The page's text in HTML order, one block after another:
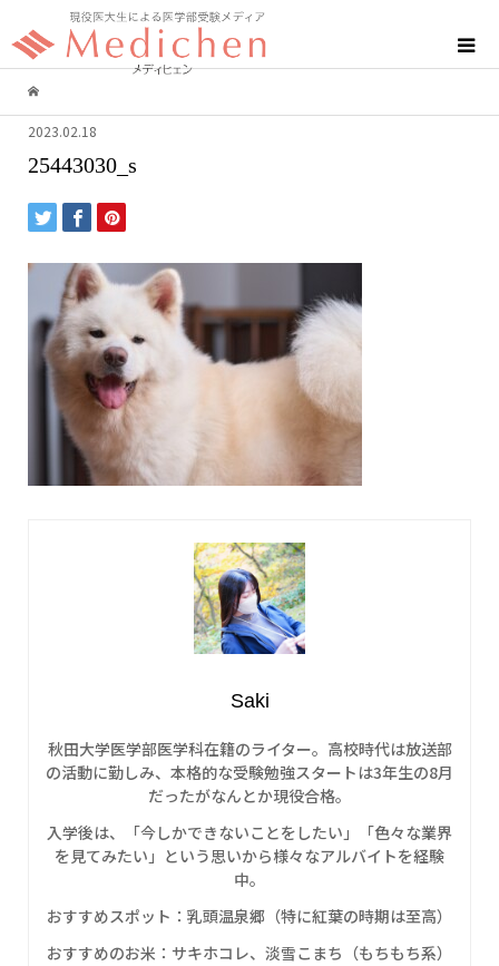
2023.02.18
25443030_s
Saki
秋田大学医学部医学科在籍のライター。高校時代は放送部
の活動に勤しみ、本格的な受験勉強スタートは3年生の8月
だったがなんとか現役合格。
入学後は、「今しかできないことをしたい」「色々な業界
を見てみたい」という思いから様々なアルバイトを経験
中。
おすすめスポット：乳頭温泉郷（特に紅葉の時期は至高）
おすすめのお米：サキホコレ、淡雪こまち（もちもち系）